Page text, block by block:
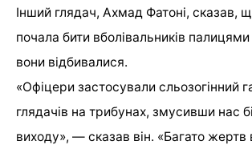
Інший глядач, Ахмад Фатоні, сказав,
почала бити вболівальників
вони відбивалися.
«Офіцери застосували сльозогінний
глядачів на трибунах, змусивши нас
виходу», — сказав він. «Багато жертв